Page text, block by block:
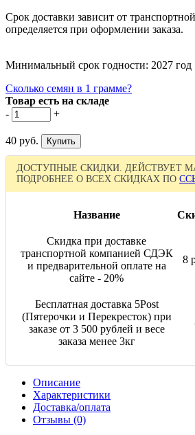
Срок доставки зависит от
определяется при оформлении заказа.
Минимальный срок годности: 2027 год
Сколько семян в 1 грамме?
Товар есть на складе
-
+
40 руб.
ДОСТУПНЫЕ СКИДКИ. ДЕЙСТВУЕТ
ПОДРОБНЕЕ О ВСЕХ СКИДКАХ ПО
Название
Скидка при доставке
транспортной компанией СДЭК
и предварительной оплате на
сайте - 20%
8
Бесплатная доставка 5Post
(Пятерочки и Перекресток) при
заказе от 3 500 рублей и весе
заказа менее 3кг
Описание
Характеристики
Доставка/оплата
Отзывы (0)